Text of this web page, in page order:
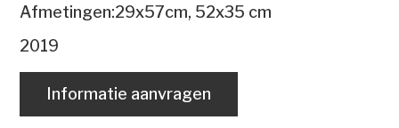
Afmetingen:29x57cm, 52x35 cm
2019
Informatie aanvragen